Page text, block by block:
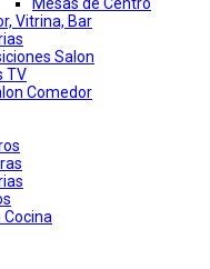
Mesas de Centro
Vitrina, Bar
Salon
TV
Comedor
Cocina